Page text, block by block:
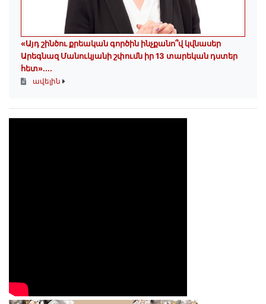
«Այդ շինծու քրեական գործին ինչքանո՞վ կվնասեր
Արեգնազ Մանուկյանի շփումն իր 13 տարեկան դստեր
հետ»․...
ավելին